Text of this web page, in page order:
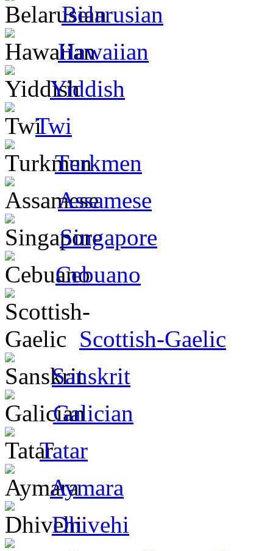
Belarusian
Hawaiian
Yiddish
Twi
Turkmen
Assamese
Singapore
Cebuano
Scottish-Gaelic
Sanskrit
Galician
Tatar
Aymara
Dhivehi